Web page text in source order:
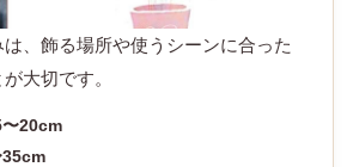
は、飾る場所や使うシーンに合った
大切です。
〜20cm